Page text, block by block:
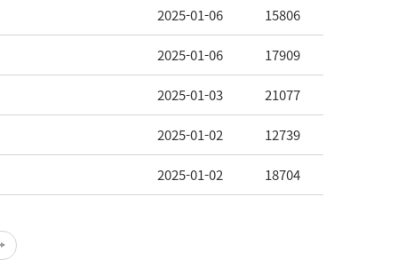
2025-01-06 15806
2025-01-06 17909
2025-01-03 21077
2025-01-02 12739
2025-01-02 18704